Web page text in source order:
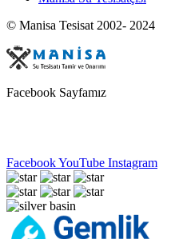
© Manisa Tesisat 2002- 2024
Facebook Sayfamız
FacebookYouTube Instagram